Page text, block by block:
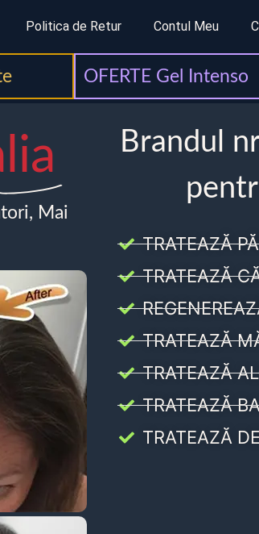
Politica de Retur Contul Meu
OFERTE Gel Intenso
Mai
Brandul
TRATEAZĂ
TRATEAZĂ
TRATEAZĂ
TRATEAZĂ
TRATEAZĂ
TRATEAZĂ